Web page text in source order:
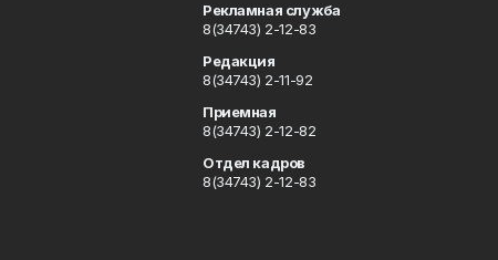
Рекламная служба
8(34743) 2-12-83
Редакция
8(34743) 2-11-92
Приемная
8(34743) 2-12-82
Отдел кадров
8(34743) 2-12-83